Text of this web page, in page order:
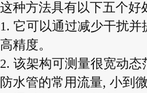
这种方法具有以下五个好
1. 它可以通过减少干扰
高精度。
2. 该架构可测量很宽动
防水管的常用流量, 小到